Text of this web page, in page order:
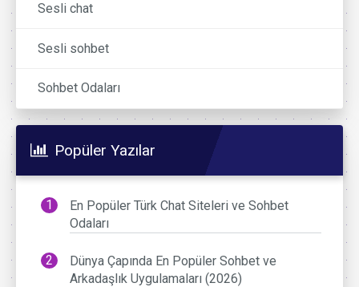
Sesli chat
Sesli sohbet
Sohbet Odaları
Popüler Yazılar
En Popüler Türk Chat Siteleri ve Sohbet
Odaları
Dünya Çapında En Popüler Sohbet ve
Arkadaşlık Uygulamaları (2026)